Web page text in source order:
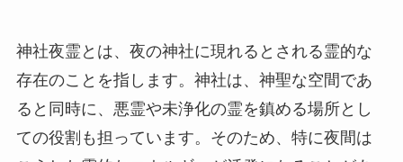
神社夜霊とは、夜の神社に現れるとされる霊的な
存在のことを指します。神社は、神聖な空間であ
ると同時に、悪霊や未浄化の霊を鎮める場所とし
ての役割も担っています。そのため、特に夜間は